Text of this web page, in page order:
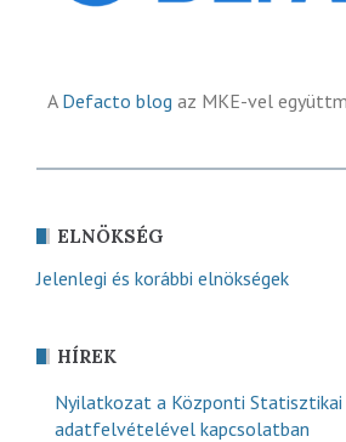
A Defacto blog az MKE-vel
ELNÖKSÉG
Jelenlegi és korábbi elnökségek
HÍREK
Nyilatkozat a Központi Statisztikai
adatfelvételével kapcsolatban